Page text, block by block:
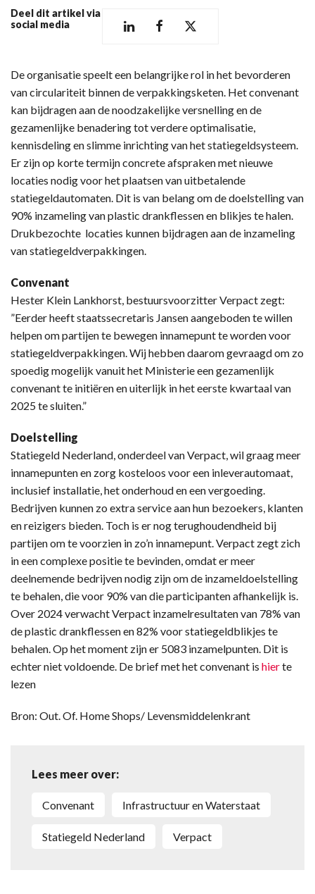
Deel dit artikel via
social media
De organisatie speelt een belangrijke rol in het bevorderen
van circulariteit binnen de verpakkingsketen. Het convenant
kan bijdragen aan de noodzakelijke versnelling en de
gezamenlijke benadering tot verdere optimalisatie,
kennisdeling en slimme inrichting van het statiegeldsysteem.
Er zijn op korte termijn concrete afspraken met nieuwe
locaties nodig voor het plaatsen van uitbetalende
statiegeldautomaten. Dit is van belang om de doelstelling van
90% inzameling van plastic drankflessen en blikjes te halen.
Drukbezochte locaties kunnen bijdragen aan de inzameling
van statiegeldverpakkingen.
Convenant
Hester Klein Lankhorst, bestuursvoorzitter Verpact zegt:
”Eerder heeft staatssecretaris Jansen aangeboden te willen
helpen om partijen te bewegen innamepunt te worden voor
statiegeldverpakkingen. Wij hebben daarom gevraagd om zo
spoedig mogelijk vanuit het Ministerie een gezamenlijk
convenant te initiëren en uiterlijk in het eerste kwartaal van
2025 te sluiten.”
Doelstelling
Statiegeld Nederland, onderdeel van Verpact, wil graag meer
innamepunten en zorg kosteloos voor een inleverautomaat,
inclusief installatie, het onderhoud en een vergoeding.
Bedrijven kunnen zo extra service aan hun bezoekers, klanten
en reizigers bieden. Toch is er nog terughoudendheid bij
partijen om te voorzien in zo’n innamepunt. Verpact zegt zich
in een complexe positie te bevinden, omdat er meer
deelnemende bedrijven nodig zijn om de inzameldoelstelling
te behalen, die voor 90% van die participanten afhankelijk is.
Over 2024 verwacht Verpact inzamelresultaten van 78% van
de plastic drankflessen en 82% voor statiegeldblikjes te
behalen. Op het moment zijn er 5083 inzamelpunten. Dit is
echter niet voldoende. De brief met het convenant is hierte
lezen
Bron: Out. Of. Home Shops/ Levensmiddelenkrant
Lees meer over:
convenant Infrastructuur en Waterstaat
Statiegeld Nederland Verpact